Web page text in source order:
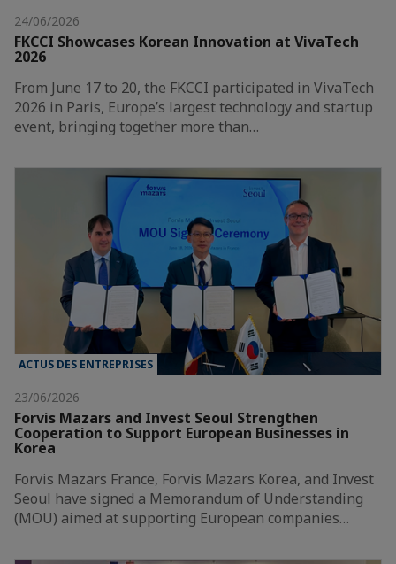
24/06/2026
FKCCI Showcases Korean Innovation at VivaTech
2026
From June 17 to 20, the FKCCI participated in VivaTech
2026 in Paris, Europe’s largest technology and startup
event, bringing together more than…
ACTUS DES ENTREPRISES
23/06/2026
Forvis Mazars and Invest Seoul Strengthen
Cooperation to Support European Businesses in
Korea
Forvis Mazars France, Forvis Mazars Korea, and Invest
Seoul have signed a Memorandum of Understanding
(MOU) aimed at supporting European companies…